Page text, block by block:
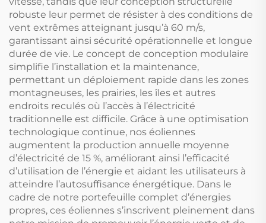
robuste leur permet de résister à des conditions de
vent extrêmes atteignant jusqu’à 60 m/s,
garantissant ainsi sécurité opérationnelle et longue
durée de vie. Le concept de conception modulaire
simplifie l’installation et la maintenance,
permettant un déploiement rapide dans les zones
montagneuses, les prairies, les îles et autres
endroits reculés où l’accès à l’électricité
traditionnelle est difficile. Grâce à une optimisation
technologique continue, nos éoliennes
augmentent la production annuelle moyenne
d’électricité de 15 %, améliorant ainsi l’efficacité
d’utilisation de l’énergie et aidant les utilisateurs à
atteindre l’autosuffisance énergétique. Dans le
cadre de notre portefeuille complet d’énergies
propres, ces éoliennes s’inscrivent pleinement dans